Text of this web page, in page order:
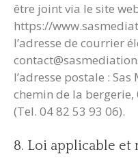
être joint via le site
https://
l’adresse de courrier
l’adresse postale :
chemin de la bergerie,
(Tel. 04 82 53 93 06).
8. Loi applicable et